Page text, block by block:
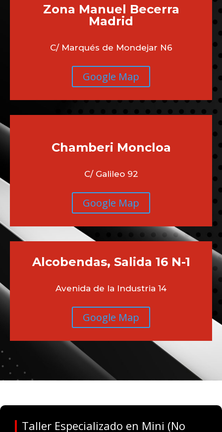
Zona Manuel Becerra
Madrid
C/ Marqués de Mondejar N6
Google Map
Chamberi Moncloa
C/ Galileo 92
Google Map
Alcobendas, Salida 16 N-1
Avenida de la Industria 14
Google Map
Taller Especializado en Mini (No